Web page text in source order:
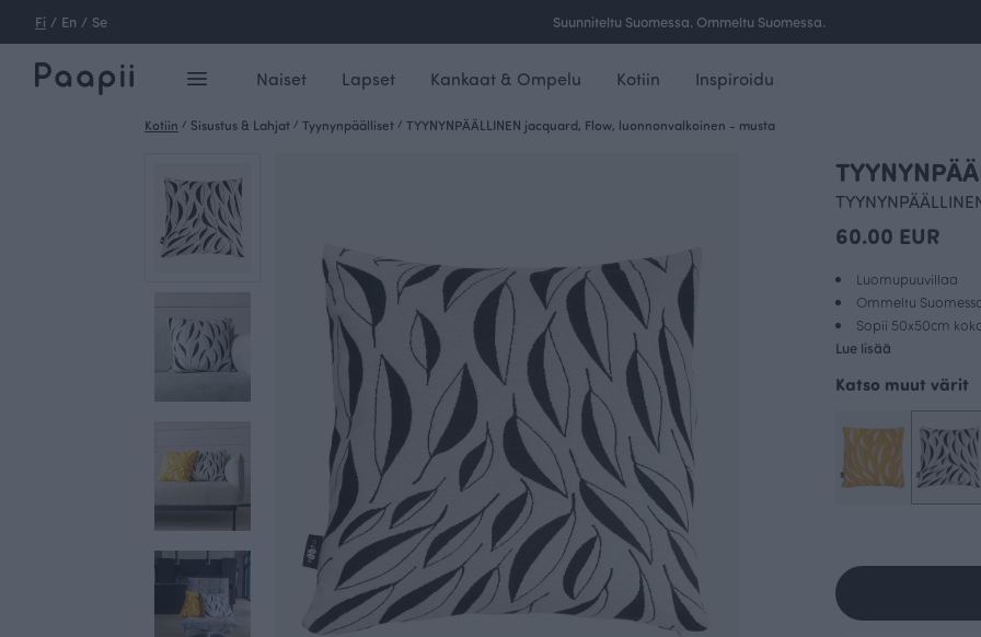
Fi / En / Se Ilmainen toimitus yli 100 € tilauksille Suomessa.
Naiset Lapset Kankaat & Ompelu Kotiin Inspiroidu
Kotiin / Sisustus & Lahjat / Tyynynpäälliset / TYYNYNPÄÄLLINEN jacquard, Flow, luonnonvalkoinen - musta
60.00 EUR
Luomupuuvillaa
Ommeltu
Sopii 50x50cm
Lue lisää
Katso muut värit